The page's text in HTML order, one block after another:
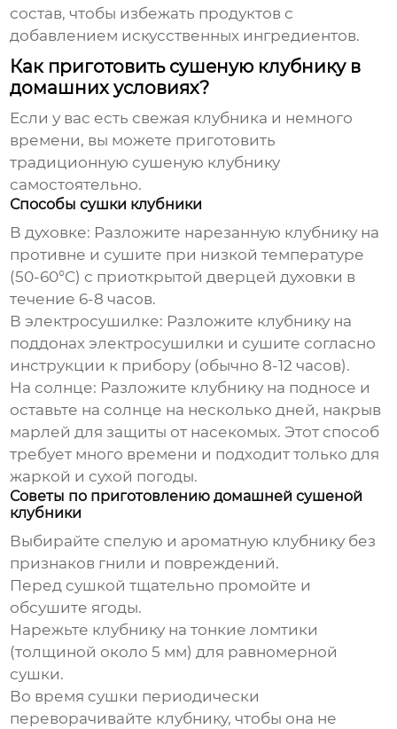
состав, чтобы избежать продуктов с
добавлением искусственных ингредиентов.
Как приготовить сушеную клубнику в
домашних условиях?
Если у вас есть свежая клубника и немного
времени, вы можете приготовить
традиционную сушеную клубнику
самостоятельно.
Способы сушки клубники
В духовке: Разложите нарезанную клубнику на
противне и сушите при низкой температуре
(50-60°C) с приоткрытой дверцей духовки в
течение 6-8 часов.
В электросушилке: Разложите клубнику на
поддонах электросушилки и сушите согласно
инструкции к прибору (обычно 8-12 часов).
На солнце: Разложите клубнику на подносе и
оставьте на солнце на несколько дней, накрыв
марлей для защиты от насекомых. Этот способ
требует много времени и подходит только для
жаркой и сухой погоды.
Советы по приготовлению домашней сушеной
клубники
Выбирайте спелую и ароматную клубнику без
признаков гнили и повреждений.
Перед сушкой тщательно промойте и
обсушите ягоды.
Нарежьте клубнику на тонкие ломтики
(толщиной около 5 мм) для равномерной
сушки.
Во время сушки периодически
переворачивайте клубнику, чтобы она не